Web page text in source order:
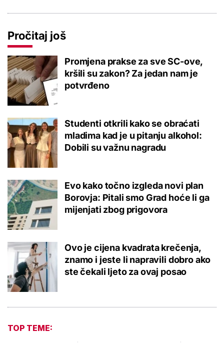
Pročitaj još
Promjena prakse za sve SC-ove,
kršili su zakon? Za jedan nam je
potvrđeno
Studenti otkrili kako se obraćati
mladima kad je u pitanju alkohol:
Dobili su važnu nagradu
Evo kako točno izgleda novi plan
Borovja: Pitali smo Grad hoće li ga
mijenjati zbog prigovora
Ovo je cijena kvadrata krečenja,
znamo i jeste li napravili dobro ako
ste čekali ljeto za ovaj posao
TOP TEME: